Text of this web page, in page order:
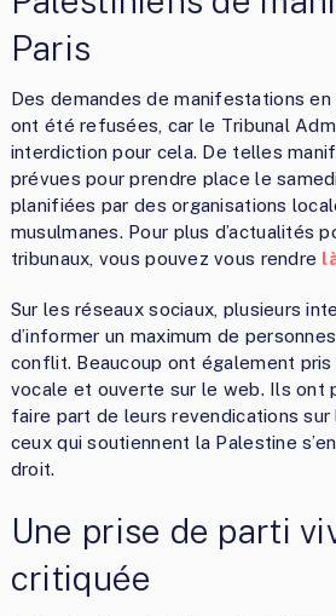
Paris
Des demandes de manifestations
ont été refusées, car le Tribunal
interdiction pour cela. De telles
prévues pour prendre place le
planifiées par des organisations
musulmanes. Pour plus d’actualités
tribunaux, vous pouvez vous rendre
Sur les réseaux sociaux, plusieurs
d’informer un maximum de
conflit. Beaucoup ont également
vocale et ouverte sur le web. Ils ont
faire part de leurs revendications sur
ceux qui soutiennent la Palestine
droit.
Une prise de parti
critiquée